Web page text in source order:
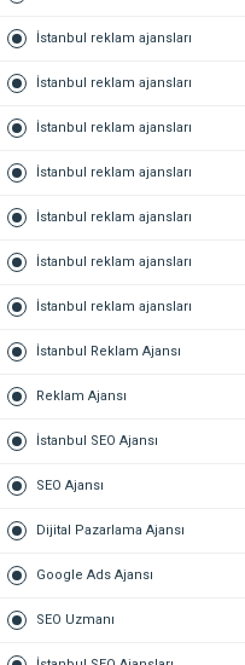
İstanbul reklam ajansları
İstanbul reklam ajansları
İstanbul reklam ajansları
İstanbul reklam ajansları
İstanbul reklam ajansları
İstanbul reklam ajansları
İstanbul reklam ajansları
İstanbul Reklam Ajansı
Reklam Ajansı
İstanbul SEO Ajansı
SEO Ajansı
Dijital Pazarlama Ajansı
Google Ads Ajansı
SEO Uzmanı